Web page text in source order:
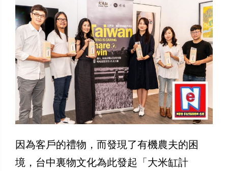
因為客戶的禮物，而發現了有機農夫的困
境，台中裏物文化為此發起「大米缸計